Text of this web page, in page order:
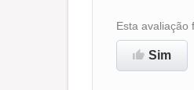
Ambiente
Esta avaliação
Sim